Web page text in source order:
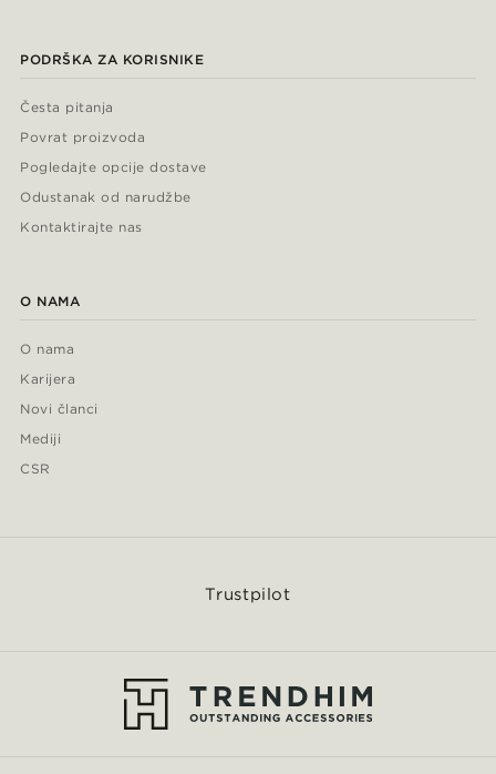
PODRŠKA ZA KORISNIKE
Česta pitanja
Povrat proizvoda
Pogledajte opcije dostave
Odustanak od narudžbe
Kontaktirajte nas
O NAMA
O nama
Karijera
Novi članci
Mediji
CSR
Trustpilot